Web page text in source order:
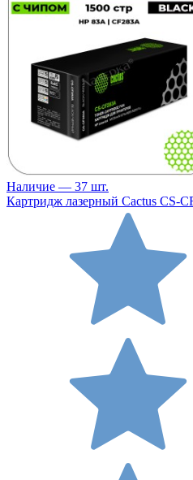
Наличие — 37 шт.
Картридж лазерный Cactus CS-